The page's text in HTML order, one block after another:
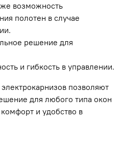
возможность
полотен в случае
решение для
и гибкость в управлении.
позволяют
для любого типа окон
и удобство в